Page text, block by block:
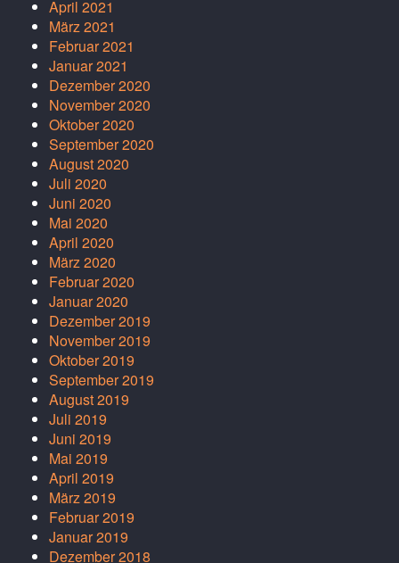
April 2021
März 2021
Februar 2021
Januar 2021
Dezember 2020
November 2020
Oktober 2020
September 2020
August 2020
Juli 2020
Juni 2020
Mai 2020
April 2020
März 2020
Februar 2020
Januar 2020
Dezember 2019
November 2019
Oktober 2019
September 2019
August 2019
Juli 2019
Juni 2019
Mai 2019
April 2019
März 2019
Februar 2019
Januar 2019
Dezember 2018